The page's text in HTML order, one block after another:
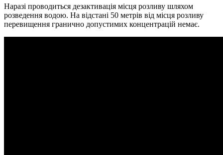
Наразі проводиться дезактивація місця розливу шляхом
розведення водою. На відстані 50 метрів від місця розливу
перевищення гранично допустимих концентрацій немає.